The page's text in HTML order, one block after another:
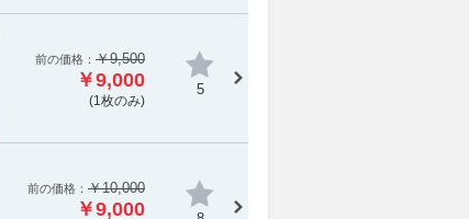
前の価格： ￥9,500
￥9,000
(1枚のみ)
5
前の価格： ￥10,000
￥9,000